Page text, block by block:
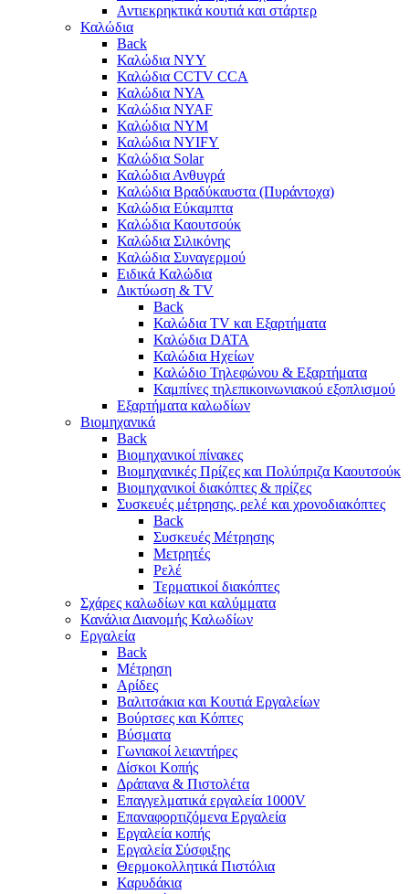
Αντιεκρηκτικά κουτιά και στάρτερ
Καλώδια
Back
Καλώδια NYY
Καλώδια CCTV CCA
Καλώδια NYA
Καλώδια NYAF
Καλώδια NYΜ
Καλώδια ΝΥΙFY
Καλώδια Solar
Καλώδια Ανθυγρά
Καλώδια Βραδύκαυστα (Πυράντοχα)
Καλώδια Εύκαμπτα
Καλώδια Καουτσούκ
Καλώδια Σιλικόνης
Καλώδια Συναγερμού
Ειδικά Καλώδια
Δικτύωση & TV
Back
Καλώδια TV και Εξαρτήματα
Καλώδια DATA
Καλώδια Ηχείων
Καλώδιο Τηλεφώνου & Εξαρτήματα
Καμπίνες τηλεπικοινωνιακού εξοπλισμού
Eξαρτήματα καλωδίων
Βιομηχανικά
Back
Βιομηχανικοί πίνακες
Βιομηχανικές Πρίζες και Πολύπριζα Καουτσούκ
Βιομηχανικοί διακόπτες & πρίζες
Συσκευές μέτρησης, ρελέ και χρονοδιακόπτες
Back
Συσκευές Μέτρησης
Μετρητές
Ρελέ
Τερματικοί διακόπτες
Σχάρες καλωδίων και καλύμματα
Κανάλια Διανομής Καλωδίων
Εργαλεία
Back
Μέτρηση
Αρίδες
Βαλιτσάκια και Κουτιά Εργαλείων
Βούρτσες και Κόπτες
Βύσματα
Γωνιακοί λειαντήρες
Δίσκοι Κοπής
Δράπανα & Πιστολέτα
Επαγγελματικά εργαλεία 1000V
Επαναφορτιζόμενα Εργαλεία
Εργαλεία κοπής
Εργαλεία Σύσφιξης
Θερμοκολλητικά Πιστόλια
Καρυδάκια